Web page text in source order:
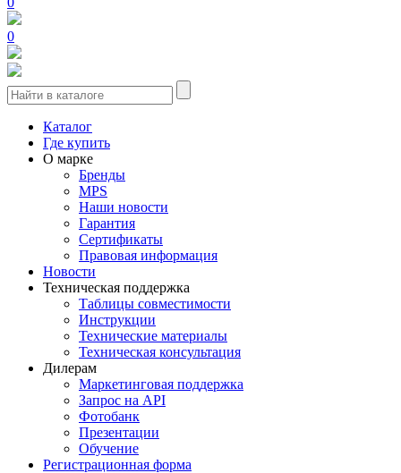
0
Каталог
Где купить
О марке
Бренды
MPS
Наши новости
Гарантия
Сертификаты
Правовая информация
Новости
Техническая поддержка
Таблицы совместимости
Инструкции
Технические материалы
Техническая консультация
Дилерам
Маркетинговая поддержка
Запрос на API
Фотобанк
Презентации
Обучение
Регистрационная форма